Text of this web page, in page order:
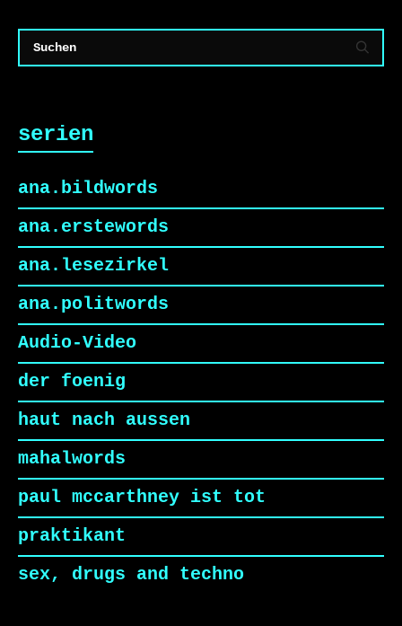
serien
ana.bildwords
ana.erstewords
ana.lesezirkel
ana.politwords
Audio-Video
der foenig
haut nach aussen
mahalwords
paul mccarthney ist tot
praktikant
sex, drugs and techno